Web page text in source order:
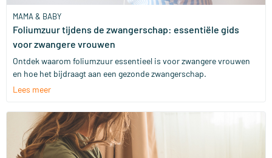
MAMA & BABY
Foliumzuur tijdens de zwangerschap: essentiële gids
voor zwangere vrouwen
Ontdek waarom foliumzuur essentieel is voor zwangere vrouwen
en hoe het bijdraagt aan een gezonde zwangerschap.
Lees meer